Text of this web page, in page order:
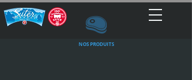
NOS PRODUITS